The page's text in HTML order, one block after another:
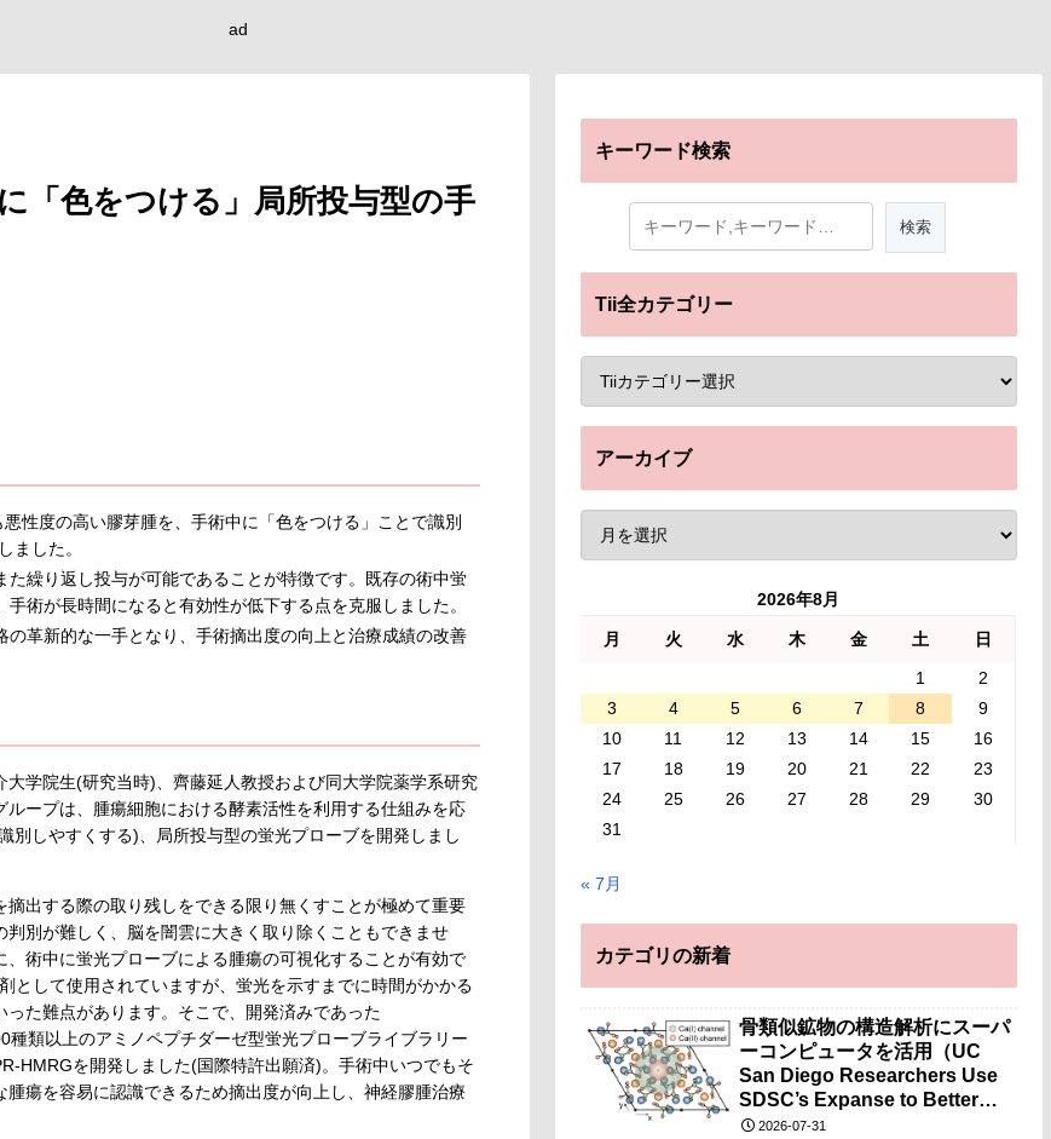
ad
「色をつける」局所投与型の手
性度の高い膠芽腫を、手術中に「色をつける」ことで識別
ました。
繰り返し投与が可能であることが特徴です。既存の術中蛍
術が長時間になると有効性が低下する点を克服しました。
革新的な一手となり、手術摘出度の向上と治療成績の改善
学院生(研究当時)、齊藤延人教授および同大学院薬学系研究
ープは、腫瘍細胞における酵素活性を利用する仕組みを応
別しやすくする)、局所投与型の蛍光プローブを開発しまし
出する際の取り残しをできる限り無くすことが極めて重要
別が難しく、脳を闇雲に大きく取り除くこともできませ
術中に蛍光プローブによる腫瘍の可視化することが有効で
として使用されていますが、蛍光を示すまでに時間がかかる
た難点があります。そこで、開発済みであった
類以上のアミノペプチダーゼ型蛍光プローブライブラリー
HMRGを開発しました(国際特許出願済)。手術中いつでもそ
瘍を容易に認識できるため摘出度が向上し、神経膠腫治療
キーワード検索
Tii全カテゴリー
アーカイブ
2026年8月
月 火 水 木 金 土
日
1
2
3
4 5 6 7 8
9
10
11 12 13 14 15
16
17
18 19 20 21 22
23
24
25 26 27 28 29
30
31
« 7月
カテゴリの新着
骨類似鉱物の構造解析にスーパ
ーコンピュータを活用（UC
San Diego Researchers Use
SDSC’s Expanse to Better
Understand Bone-Like
2026-07-31